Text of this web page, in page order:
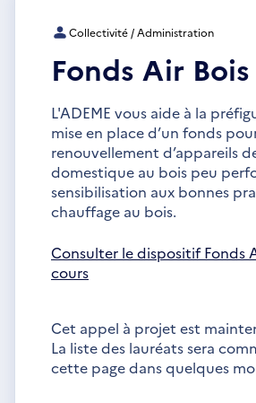
Collectivité / Administration
Fonds Air Bois
L'ADEME vous aide à la
mise en place d’un fonds
renouvellement d’appareils
domestique au bois peu
sensibilisation aux bonnes
chauffage au bois.
Consulter le dispositif Fonds
cours
Cet appel à projet est
La liste des lauréats sera
cette page dans quelques